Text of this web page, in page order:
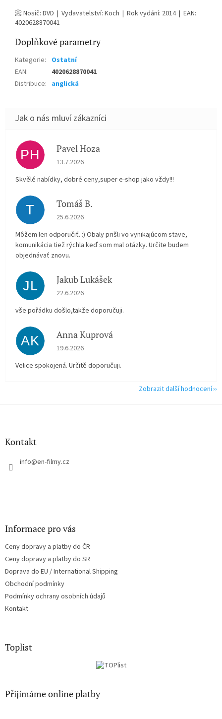
📀 Nosič: DVD | Vydavatelství: Koch | Rok vydání: 2014 | EAN:
4020628870041
Doplňkové parametry
Kategorie:
Ostatní
EAN:
4020628870041
Distribuce: anglická
PH Pavel Hoza
Hodnocení obchodu je 5 z 5 hvězdiček.
13.7.2026
Skvělé nabídky, dobré ceny,super e-shop jako vždy!!!
T Tomáš B.
Hodnocení obchodu je 5 z 5 hvězdiček.
25.6.2026
Môžem len odporučiť. :) Obaly prišli vo vynikajúcom stave,
komunikácia tiež rýchla keď som mal otázky. Určite budem
objednávať znovu.
JL Jakub Lukášek
Hodnocení obchodu je 5 z 5 hvězdiček.
22.6.2026
vše pořádku došlo,takže doporučuji.
AK Anna Kuprová
Hodnocení obchodu je 5 z 5 hvězdiček.
19.6.2026
Velice spokojená. Určitě doporučuji.
Zobrazit další hodnocení
Z
Kontakt
info@en-filmy.cz
Informace pro vás
Ceny dopravy a platby do ČR
Ceny dopravy a platby do SR
Doprava do EU / International Shipping
Obchodní podmínky
Podmínky ochrany osobních údajů
Kontakt
Toplist
Přijímáme online platby